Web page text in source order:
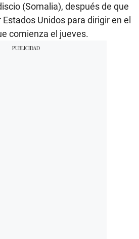
(Somalia), después de que
Unidos para dirigir en el
comienza el jueves.